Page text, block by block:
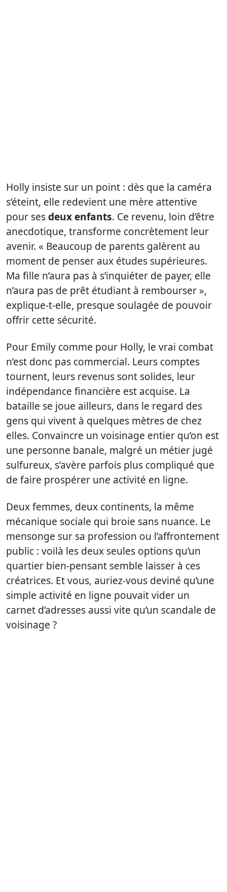
Holly insiste sur un point : dès que la caméra
s’éteint, elle redevient une mère attentive
pour sesdeux enfants. Ce revenu, loin d’être
anecdotique, transforme concrètement leur
avenir. « Beaucoup de parents galèrent au
moment de penser aux études supérieures.
Ma fille n’aura pas à s’inquiéter de payer, elle
n’aura pas de prêt étudiant à rembourser »,
explique-t-elle, presque soulagée de pouvoir
offrir cette sécurité.
Pour Emily comme pour Holly, le vrai combat
n’est donc pas commercial. Leurs comptes
tournent, leurs revenus sont solides, leur
indépendance financière est acquise. La
bataille se joue ailleurs, dans le regard des
gens qui vivent à quelques mètres de chez
elles. Convaincre un voisinage entier qu’on est
une personne banale, malgré un métier jugé
sulfureux, s’avère parfois plus compliqué que
de faire prospérer une activité en ligne.
Deux femmes, deux continents, la même
mécanique sociale qui broie sans nuance. Le
mensonge sur sa profession ou l’affrontement
public : voilà les deux seules options qu’un
quartier bien-pensant semble laisser à ces
créatrices. Et vous, auriez-vous deviné qu’une
simple activité en ligne pouvait vider un
carnet d’adresses aussi vite qu’un scandale de
voisinage ?